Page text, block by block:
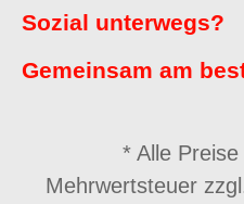
Sozial unterwegs?
Gemeinsam am
* Alle
Mehrwertsteuer